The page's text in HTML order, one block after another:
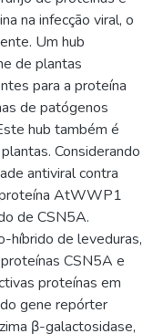
na infecção viral, o
Um hub
de plantas
para a proteína
de patógenos
hub também é
Considerando
antiviral contra
proteína AtWWP1
de CSN5A.
híbrido de leveduras,
CSN5A e
proteínas em
gene repórter
β-galactosidase,